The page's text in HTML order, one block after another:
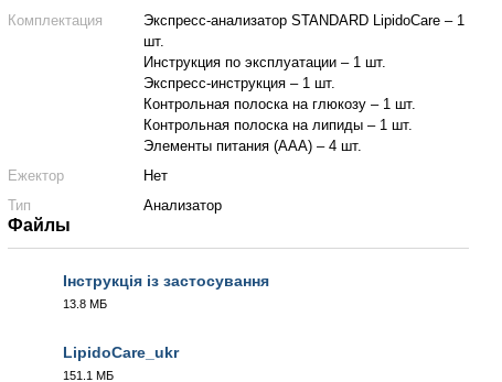
Комплектация
Экспресс-анализатор STANDARD LipidoCare – 1
шт.
Инструкция по эксплуатации – 1 шт.
Экспресс-инструкция – 1 шт.
Контрольная полоска на глюкозу – 1 шт.
Контрольная полоска на липиды – 1 шт.
Элементы питания (ААА) – 4 шт.
Ежектор
Нет
Тип
Анализатор
Файлы
Інструкція із застосування
13.8 МБ
LipidoCare_ukr
151.1 МБ